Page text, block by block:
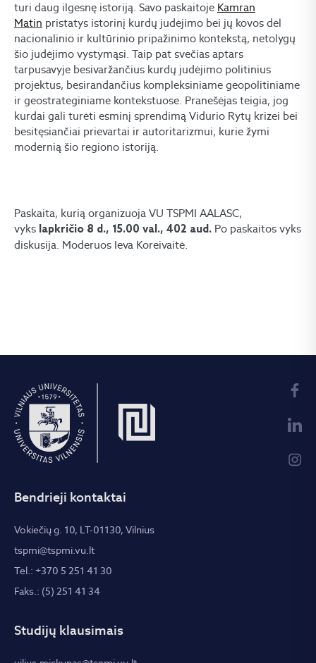
turi daug ilgesnę istoriją. Savo paskaitoje Kamran
Matin pristatys istorinį kurdų judėjimo bei jų kovos dėl
nacionalinio ir kultūrinio pripažinimo kontekstą, netolygų
šio judėjimo vystymąsi. Taip pat svečias aptars
tarpusavyje besivaržančius kurdų judėjimo politinius
projektus, besirandančius kompleksiniame geopolitiniame
ir geostrateginiame kontekstuose. Pranešėjas teigia, jog
kurdai gali turėti esminį sprendimą Vidurio Rytų krizei bei
besitęsiančiai prievartai ir autoritarizmui, kurie žymi
modernią šio regiono istoriją.
Paskaita, kurią organizuoja VU TSPMI AALASC,
vyks lapkričio 8 d., 15.00 val., 402 aud. Po paskaitos vyks
diskusija. Moderuos Ieva Koreivaitė.
Bendrieji kontaktai
Vokiečių g. 10, LT-01130, Vilnius
tspmi@tspmi.vu.lt
Tel.: +370 5 251 41 30
Faks.: (5) 251 41 34
Studijų klausimais